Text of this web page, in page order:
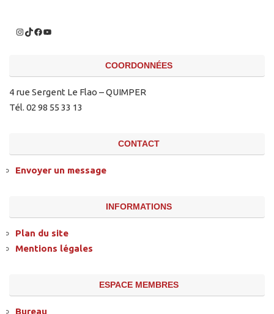
COORDONNÉES
4 rue Sergent Le Flao – QUIMPER
Tél. 02 98 55 33 13
CONTACT
Envoyer un message
INFORMATIONS
Plan du site
Mentions légales
ESPACE MEMBRES
Bureau